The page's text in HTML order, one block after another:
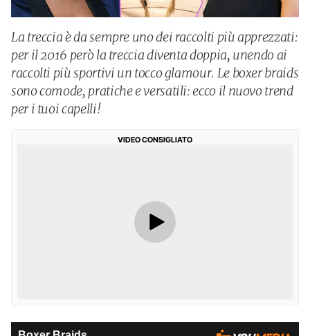
La treccia è da sempre uno dei raccolti più apprezzati:
per il 2016 però la treccia diventa doppia, unendo ai
raccolti più sportivi un tocco glamour. Le boxer braids
sono comode, pratiche e versatili: ecco il nuovo trend
per i tuoi capelli!
VIDEO CONSIGLIATO